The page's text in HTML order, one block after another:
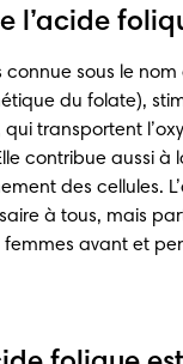
l’acide
connue sous le
du folate),
transportent
contribue aussi à
des cellules.
à tous, mais
femmes avant et